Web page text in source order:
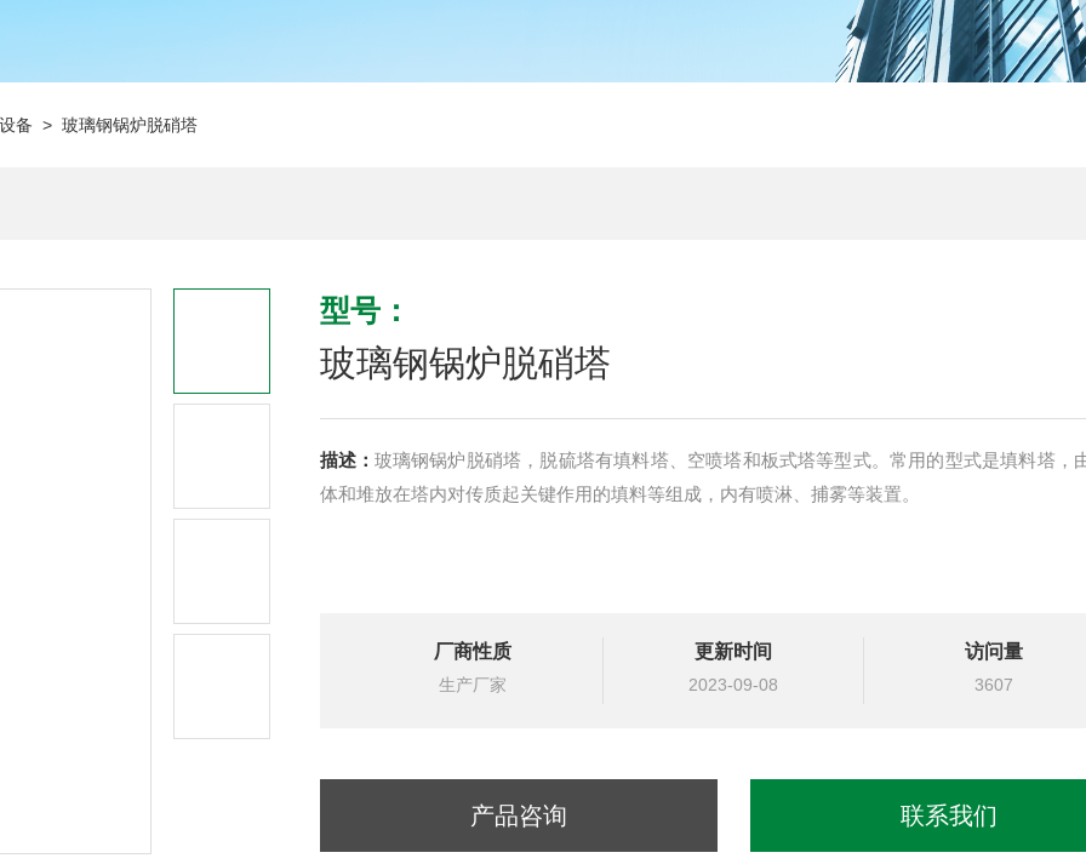
备 > 玻璃钢锅炉脱硝塔
型号：
玻璃钢锅炉脱硝塔
描述： 玻璃钢锅炉脱硝塔，脱硫塔有填料塔、空喷塔和板式塔等型式。常用的型式是填料塔，
体和堆放在塔内对传质起关键作用的填料等组成，内有喷淋、捕雾等装置。
厂商性质
生产厂家
更新时间
2023-09-08
访问量
3607
产品咨询 联系我们